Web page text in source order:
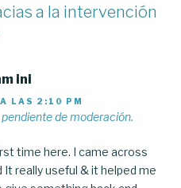
a la intervención
ini
LAS 2:10 PM
de moderación.
time here. I came across
It really useful & it helped me